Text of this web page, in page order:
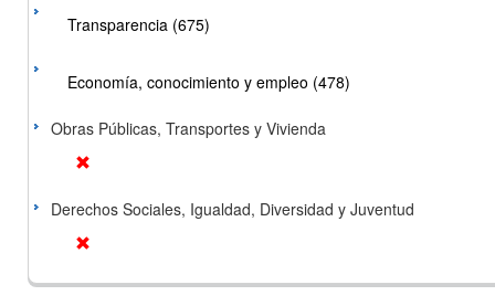
Transparencia (675)
Economía, conocimiento y empleo (478)
Obras Públicas, Transportes y Vivienda
Derechos Sociales, Igualdad, Diversidad y Juventud